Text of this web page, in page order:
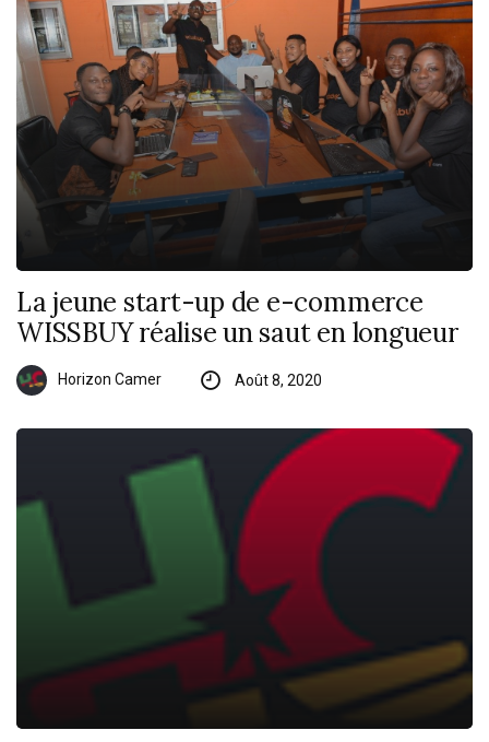
La jeune start-up de e-commerce
WISSBUY réalise un saut en longueur
Horizon Camer Août 8, 2020